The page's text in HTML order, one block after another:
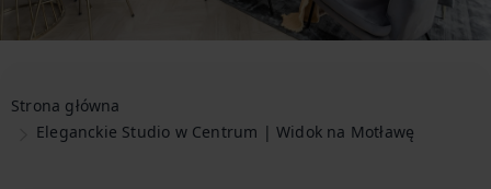
Strona główna
Eleganckie Studio w Centrum | Widok na Motławę